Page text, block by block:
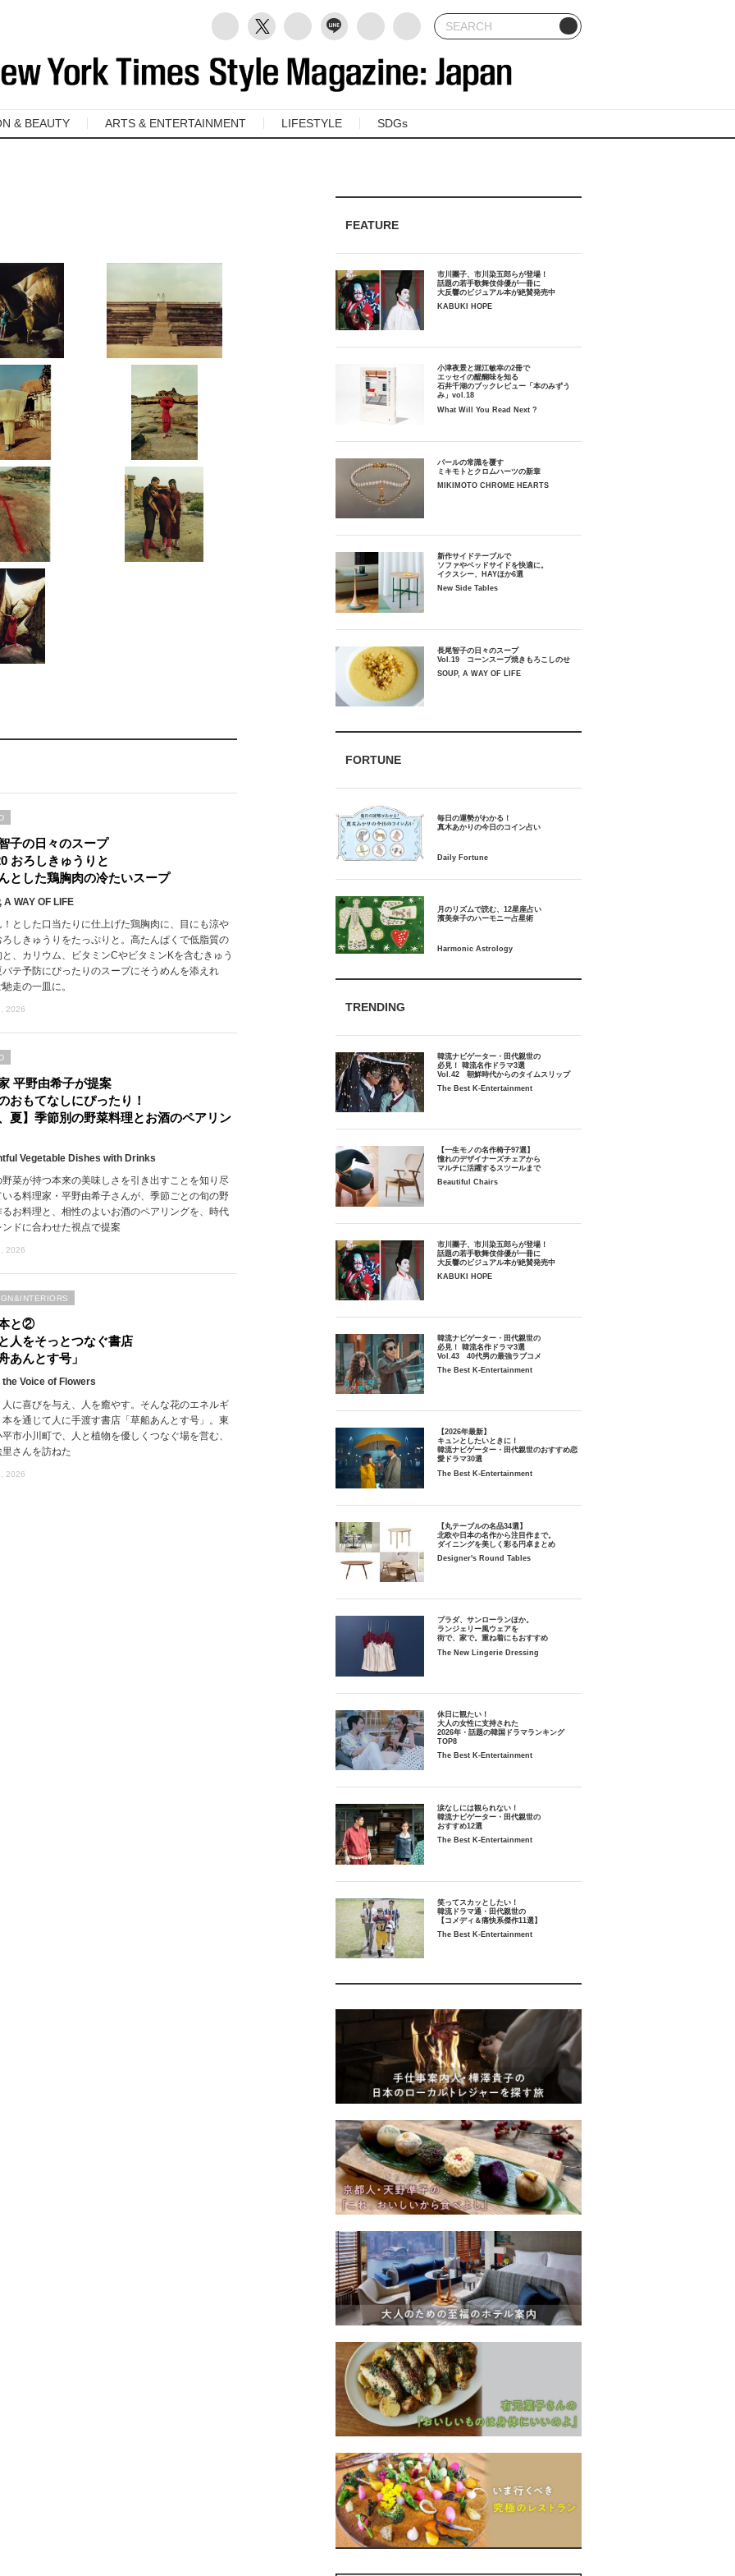
& BEAUTY ARTS & ENTERTAINMENT LIFESTYLE SDGs
子の日々のスープ
おろしきゅうりと
とした鶏胸肉の冷たいスープ
A WAY OF LIFE
！とした口当たりに仕上げた鶏胸肉に、目にも涼や
ろしきゅうりをたっぷりと。高たんぱくで低脂質の
と、カリウム、ビタミンCやビタミンKを含むきゅう
バテ予防にぴったりのスープにそうめんを添えれ
走の一皿に。
2026
平野由希子が提案
おもてなしにぴったり！
、夏】季節別の野菜料理とお酒のペアリン
Vegetable Dishes with Drinks
野菜が持つ本来の美味しさを引き出すことを知り尽
いる料理家・平野由希子さんが、季節ごとの旬の野
るお料理と、相性のよいお酒のペアリングを、時代
ンドに合わせた視点で提案
2026
と②
人をそっとつなぐ書店
あんとす号」
the Voice of Flowers
人に喜びを与え、人を癒やす。そんな花のエネルギ
本を通じて人に手渡す書店「草船あんとす号」。東
市小川町で、人と植物を優しくつなぐ場を営む、
里さんを訪ねた
2026
FEATURE
市川團子、市川染五郎らが登場！
話題の若手歌舞伎俳優が一冊に
大反響のビジュアル本が絶賛発売中
KABUKI HOPE
小津夜景と堀江敏幸の2冊で
エッセイの醍醐味を知る
石井千湖のブックレビュー「本のみずう
み」vol.18
What Will You Read Next ?
パールの常識を覆す
ミキモトとクロムハーツの新章
MIKIMOTO CHROME HEARTS
新作サイドテーブルで
ソファやベッドサイドを快適に。
イクスシー、HAYほか6選
New Side Tables
長尾智子の日々のスープ
Vol.19 コーンスープ焼きもろこしのせ
SOUP, A WAY OF LIFE
FORTUNE
毎日の運勢がわかる！
月のリズムで読む、12星座占い
TRENDING
韓流ナビゲーター・田代親世の
必見！ 韓流名作ドラマ3選
Vol.42 朝鮮時代からのタイムスリップ
The Best K-Entertainment
【一生モノの名作椅子97選】
憧れのデザイナーズチェアから
マルチに活躍するスツールまで
Beautiful Chairs
市川團子、市川染五郎らが登場！
話題の若手歌舞伎俳優が一冊に
大反響のビジュアル本が絶賛発売中
KABUKI HOPE
韓流ナビゲーター・田代親世の
必見！ 韓流名作ドラマ3選
Vol.43 40代男の最強ラブコメ
The Best K-Entertainment
【2026年最新】
キュンとしたいときに！
韓流ナビゲーター・田代親世のおすすめ恋
愛ドラマ30選
The Best K-Entertainment
【丸テーブルの名品34選】
北欧や日本の名作から注目作まで。
ダイニングを美しく彩る円卓まとめ
Designer's Round Tables
プラダ、サンローランほか。
ランジェリー風ウェアを
街で、家で。重ね着にもおすすめ
The New Lingerie Dressing
休日に観たい！
大人の女性に支持された
2026年・話題の韓国ドラマランキング
TOP8
The Best K-Entertainment
涙なしには観られない！
韓流ナビゲーター・田代親世の
おすすめ12選
The Best K-Entertainment
笑ってスカッとしたい！
韓流ドラマ通・田代親世の
【コメディ＆痛快系傑作11選】
The Best K-Entertainment